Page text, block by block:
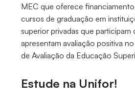
MEC que oferece financiamento
cursos de graduação em
superior privadas que participam
apresentam avaliação positiva
de Avaliação da Educação
Estude na Unifor!